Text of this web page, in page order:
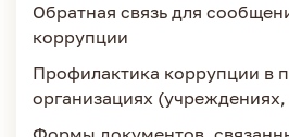
Обратная связь для
коррупции
Профилактика коррупции в
организациях